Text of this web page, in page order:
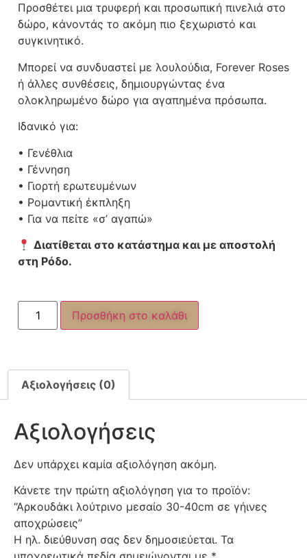
Προσθέτει μια τρυφερή και προσωπική πινελιά στο
δώρο, κάνοντάς το ακόμη πιο ξεχωριστό και
συγκινητικό.
Μπορεί να συνδυαστεί με λουλούδια, Forever Roses
ή άλλες συνθέσεις, δημιουργώντας ένα
ολοκληρωμένο δώρο για αγαπημένα πρόσωπα.
Ιδανικό για:
• Γενέθλια
• Γέννηση
• Γιορτή ερωτευμένων
• Ρομαντική έκπληξη
• Για να πείτε «σ’ αγαπώ»
Διατίθεται στο κατάστημα και με αποστολή
στη Ρόδο.
Προσθήκη στο καλάθι
Αξιολογήσεις (0)
Αξιολογήσεις
Δεν υπάρχει καμία αξιολόγηση ακόμη.
Κάνετε την πρώτη αξιολόγηση για το προϊόν:
“Αρκουδάκι λούτρινο μεσαίο 30-40cm σε γήινες
αποχρώσεις”
Η ηλ. διεύθυνση σας δεν δημοσιεύεται. Τα